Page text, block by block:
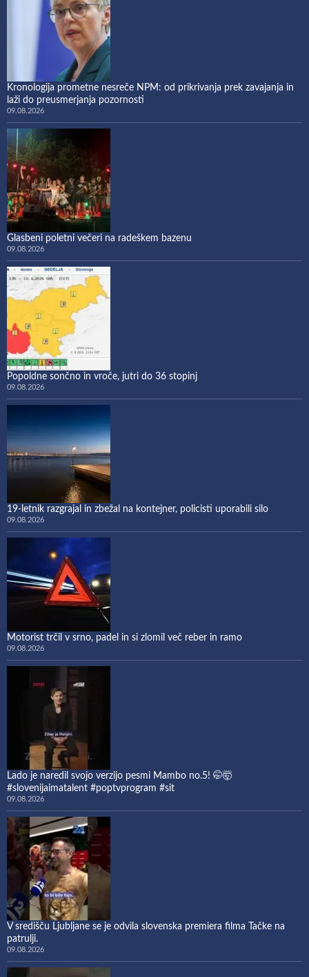
Kronologija prometne nesreče NPM: od prikrivanja prek zavajanja in
laži do preusmerjanja pozornosti
09.08.2026
Glasbeni poletni večeri na radeškem bazenu
09.08.2026
Popoldne sončno in vroče, jutri do 36 stopinj
09.08.2026
19-letnik razgrajal in zbežal na kontejner, policisti uporabili silo
09.08.2026
Motorist trčil v srno, padel in si zlomil več reber in ramo
09.08.2026
Lado je naredil svojo verzijo pesmi Mambo no.5! 🤭🤯
#slovenijaimatalent #poptvprogram #sit
09.08.2026
V središču Ljubljane se je odvila slovenska premiera filma Tačke na
patrulji.
09.08.2026